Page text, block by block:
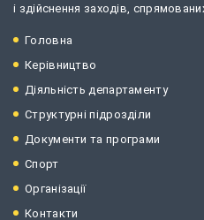
і здійснення заходів,
Головна
Керівництво
Діяльність департаменту
Структурні підрозділи
Документи та програми
Спорт
Організації
Контакти